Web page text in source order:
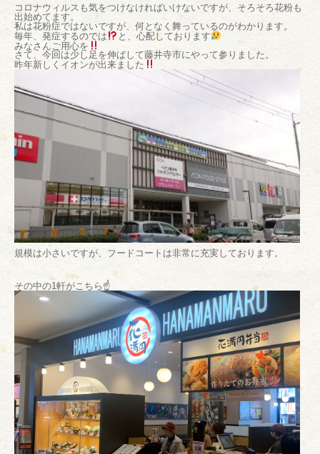
コロナウィルスも気をつけなければいけないですが、そろそろ花粉も
出始めてます。
私は花粉症ではないですが、何となく舞っているのがわかります。
毎年、発症するのでは
と、心配しております
みなさんご用心を
さて、今回は少し足を伸ばして藤井寺市にやって参りました。
昨年新しくイオンが出来ました
規模は小さいですが、フードコートは非常に充実しております。
その中の1軒がこちら☝️
商品案内
お問い合わせ